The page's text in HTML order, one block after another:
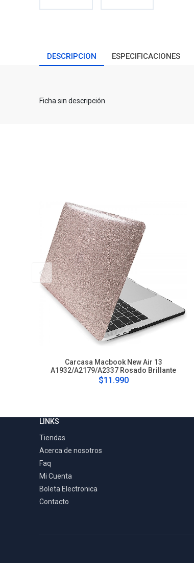
DESCRIPCION ESPECIFICACIONES
Ficha sin descripción
Carcasa Macbook New Air 13
A1932/A2179/A2337 Rosado Brillante
$11.990
LINKS
Tiendas
Acerca de nosotros
Faq
Mi Cuenta
Boleta Electronica
Contacto